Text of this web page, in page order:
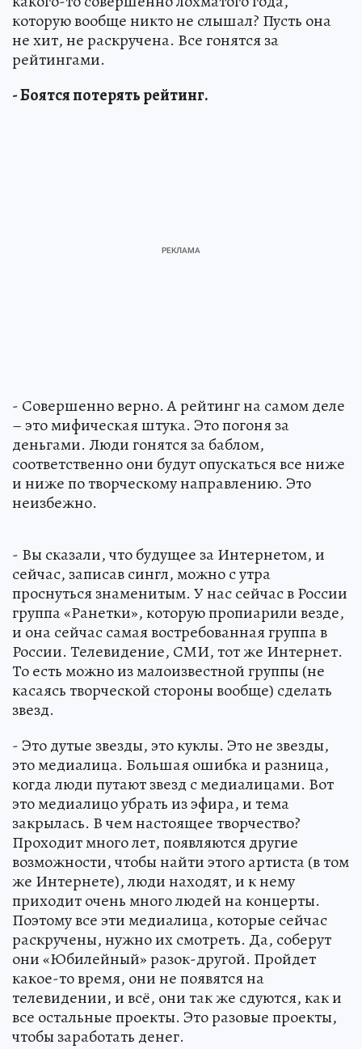
которую вообще никто не слышал? Пусть она
не хит, не раскручена. Все гонятся за
рейтингами.
- Боятся потерять рейтинг.
- Совершенно верно. А рейтинг на самом деле
– это мифическая штука. Это погоня за
деньгами. Люди гонятся за баблом,
соответственно они будут опускаться все ниже
и ниже по творческому направлению. Это
неизбежно.
- Вы сказали, что будущее за Интернетом, и
сейчас, записав сингл, можно с утра
проснуться знаменитым. У нас сейчас в России
группа «Ранетки», которую пропиарили везде,
и она сейчас самая востребованная группа в
России. Телевидение, СМИ, тот же Интернет.
То есть можно из малоизвестной группы (не
касаясь творческой стороны вообще) сделать
звезд.
- Это дутые звезды, это куклы. Это не звезды,
это медиалица. Большая ошибка и разница,
когда люди путают звезд с медиалицами. Вот
это медиалицо убрать из эфира, и тема
закрылась. В чем настоящее творчество?
Проходит много лет, появляются другие
возможности, чтобы найти этого артиста (в том
же Интернете), люди находят, и к нему
приходит очень много людей на концерты.
Поэтому все эти медиалица, которые сейчас
раскручены, нужно их смотреть. Да, соберут
они «Юбилейный» разок-другой. Пройдет
какое-то время, они не появятся на
телевидении, и всё, они так же сдуются, как и
все остальные проекты. Это разовые проекты,
чтобы заработать денег.